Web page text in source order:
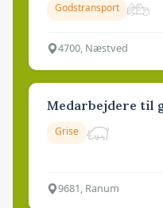
Godstransport
4700, Næstved
Medarbejdere til
Grise
9681, Ranum